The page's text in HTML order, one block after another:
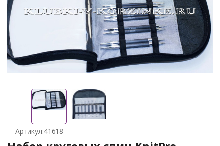
Артикул:41618